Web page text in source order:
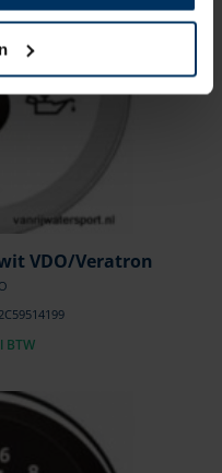
VDO/Veratron
BTW